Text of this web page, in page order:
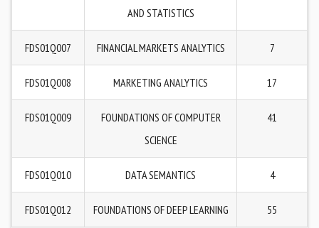
AND STATISTICS
FDS01Q007 FINANCIAL MARKETS ANALYTICS 7
FDS01Q008 MARKETING ANALYTICS 17
FDS01Q009
FOUNDATIONS OF COMPUTER
SCIENCE
41
FDS01Q010 DATA SEMANTICS 4
FDS01Q012 FOUNDATIONS OF DEEP LEARNING 55